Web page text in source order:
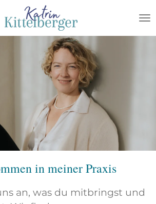
in meiner Praxis
an, was du mitbringst und